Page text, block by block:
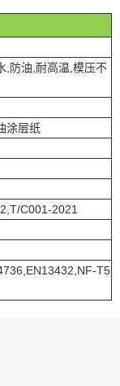
,防油,耐高温,模压不
涂层纸
C001-2021
T5